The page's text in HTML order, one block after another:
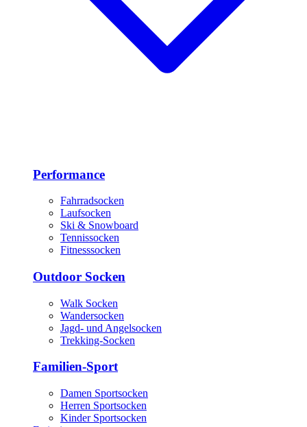
Performance
Fahrradsocken
Laufsocken
Ski & Snowboard
Tennissocken
Fitnesssocken
Outdoor Socken
Walk Socken
Wandersocken
Jagd- und Angelsocken
Trekking-Socken
Familien-Sport
Damen Sportsocken
Herren Sportsocken
Kinder Sportsocken